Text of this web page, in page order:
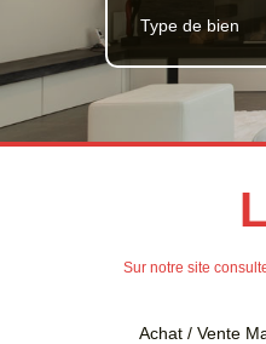
Type de bien
Sur notre site
Achat / Vente